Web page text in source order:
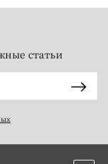
статьи